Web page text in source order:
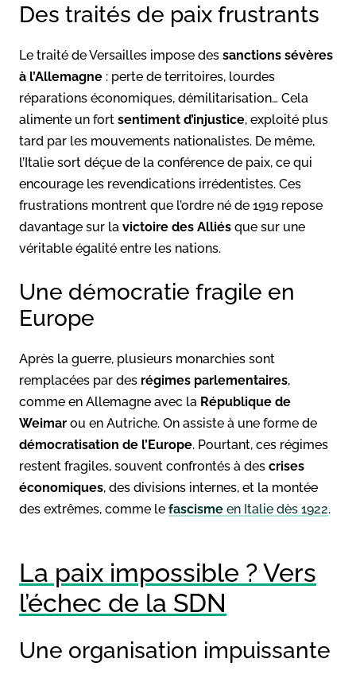
Des traités de paix frustrants
Le traité de Versailles impose des sanctions sévères
à l’Allemagne : perte de territoires, lourdes
réparations économiques, démilitarisation… Cela
alimente un fort sentiment d’injustice, exploité plus
tard par les mouvements nationalistes. De même,
l’Italie sort déçue de la conférence de paix, ce qui
encourage les revendications irrédentistes. Ces
frustrations montrent que l’ordre né de 1919 repose
davantage sur la victoire des Alliés que sur une
véritable égalité entre les nations.
Une démocratie fragile en
Europe
Après la guerre, plusieurs monarchies sont
remplacées par des régimes parlementaires,
comme en Allemagne avec la République de
Weimar ou en Autriche. On assiste à une forme de
démocratisation de l’Europe. Pourtant, ces régimes
restent fragiles, souvent confrontés à des crises
économiques, des divisions internes, et la montée
des extrêmes, comme le fascisme en Italie dès 1922.
La paix impossible ? Vers
l’échec de la SDN
Une organisation impuissante